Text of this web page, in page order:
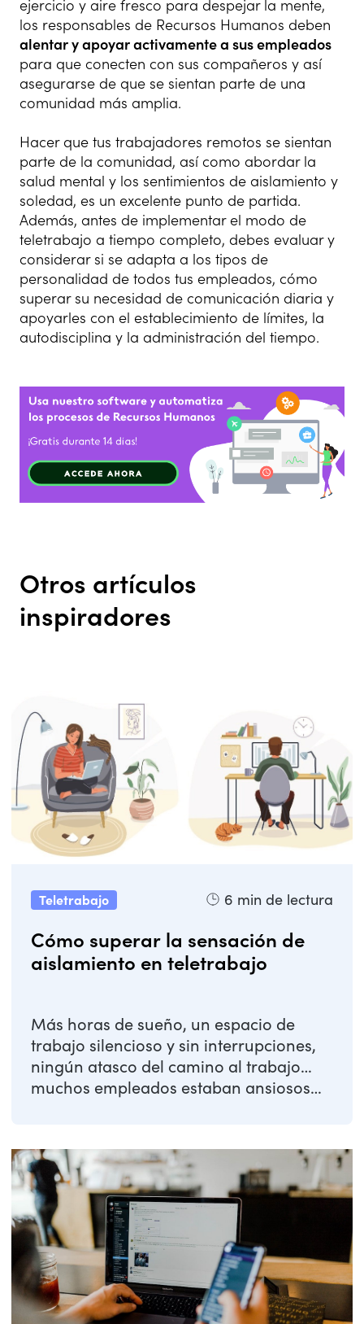
ejercicio y aire fresco para despejar la mente,
los responsables de Recursos Humanos deben
alentar y apoyar activamente a sus empleados
para que conecten con sus compañeros y así
asegurarse de que se sientan parte de una
comunidad más amplia.
Hacer que tus trabajadores remotos se sientan
parte de la comunidad, así como abordar la
salud mental y los sentimientos de aislamiento y
soledad, es un excelente punto de partida.
Además, antes de implementar el modo de
teletrabajo a tiempo completo, debes evaluar y
considerar si se adapta a los tipos de
personalidad de todos tus empleados, cómo
superar su necesidad de comunicación diaria y
apoyarles con el establecimiento de límites, la
autodisciplina y la administración del tiempo.
Otros artículos
inspiradores
Teletrabajo 6 min de lectura
Cómo superar la sensación de
aislamiento en teletrabajo
Más horas de sueño, un espacio de
trabajo silencioso y sin interrupciones,
ningún atasco del camino al trabajo…
muchos empleados estaban ansiosos